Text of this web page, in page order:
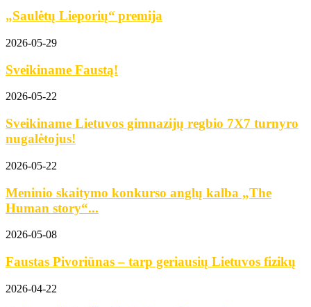
„Saulėtų Lieporių“ premija
2026-05-29
Sveikiname Faustą!
2026-05-22
Sveikiname Lietuvos gimnazijų regbio 7X7 turnyro
nugalėtojus!
2026-05-22
Meninio skaitymo konkurso anglų kalba „The
Human story“...
2026-05-08
Faustas Pivoriūnas – tarp geriausių Lietuvos fizikų
2026-04-22